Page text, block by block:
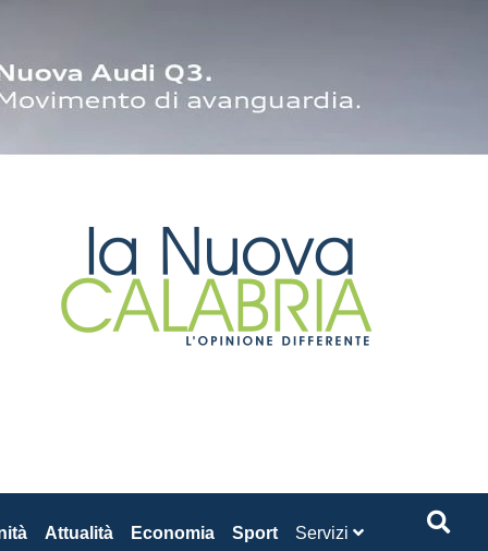
Attualità Economia Sport Servizi